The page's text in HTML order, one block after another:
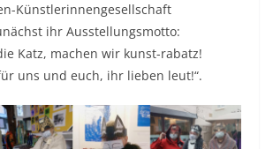
Künstlerinnengesellschaft
ihr Ausstellungsmotto:
Katz, machen wir kunst-rabatz!
uns und euch, ihr lieben leut!“.